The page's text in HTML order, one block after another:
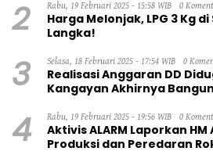
2 Rabu, 19 Februari 2025 - 15:58 WIB 0
Harga Melonjak, LPG 3 Kg
Langka!
3 Selasa, 18 Februari 2025 - 17:54 WIB 0
Realisasi Anggaran DD
Kangayan Akhirnya
4 Rabu, 19 Februari 2025 - 19:56 WIB 0
Aktivis ALARM Laporkan
Produksi dan Peredaran